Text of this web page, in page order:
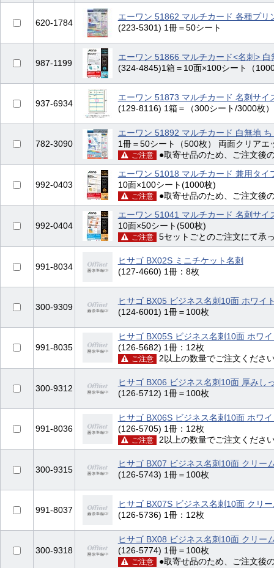
620-1784
エーワン 51862 マルチカード 各種プ
(223-5301) 1冊＝50シート
987-1199
エーワン 51866 マルチカード<名刺>
(324-4845)1箱＝10面×100シート（
937-6934
エーワン 51873 マルチカード 名刺サイ
(129-8116) 1箱＝（300シート/3000枚
782-3090
エーワン 51892 マルチカード 白無地
1冊＝50シート（500枚） 両面クリアエ
ご注意 ●取寄せ品のため、ご注文後
992-0403
エーワン 51018 マルチカード 兼用タイ
10面×100シート(1000枚)
ご注意 ●取寄せ品のため、ご注文後
992-0404
エーワン 51041 マルチカード 名刺サイ
10面×50シート(500枚)
ご注意 5セットごとのご注文にて承
991-8034
ヒサゴ BX02S ミニチケット名刺
(127-4660) 1冊：8枚
300-9309
ヒサゴ BX05 ビジネス名刺10面 ホワイ
(124-6001) 1冊＝100枚
991-8035
ヒサゴ BX05S ビジネス名刺10面 ホワ
(126-5682) 1冊：12枚
ご注意 2以上の数量でご注文くださ
300-9312
ヒサゴ BX06 ビジネス名刺10面 厚みし
(126-5712) 1冊＝100枚
991-8036
ヒサゴ BX06S ビジネス名刺10面 ホワ
(126-5705) 1冊：12枚
ご注意 2以上の数量でご注文くださ
300-9315
ヒサゴ BX07 ビジネス名刺10面 クリー
(126-5743) 1冊＝100枚
991-8037
ヒサゴ BX07S ビジネス名刺10面 クリ
(126-5736) 1冊：12枚
300-9318
ヒサゴ BX08 ビジネス名刺10面 クリー
(126-5774) 1冊＝100枚
ご注意 ●取寄せ品のため、ご注文後